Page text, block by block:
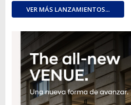
VER MÁS LANZAMIENTOS...